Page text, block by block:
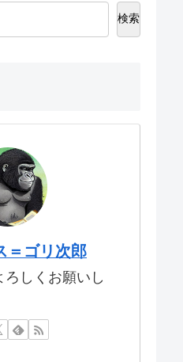
検索
＝ゴリ次郎
ろしくお願いし